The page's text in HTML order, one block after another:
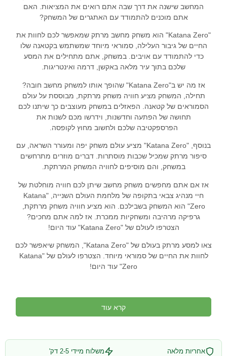
המחשב שישנה את דרך שבה אתם רואים את המציאות. האם
אתם מוכנים להתמודד עם האתגרים של המשחק?
"Katana Zero" הוא משחק מחשב מרתק שמאפשר לכם לחוות את
החיים של גיבור העלילה, סמוראי מיוחד שמשתמש בקטאנה שלו
כדי להתמודד עם אויבים. במשחק, אתם מתחילים את המסע
שלכם בתוך עיר מלאה באקשן, דרמה ואינטריגות.
אז מה יש ב"Katana Zero" שהופך אותו למשחק מחשב חובה?
תחילה, המשחק מציע חוויה משחק מרתקת, מבוססת על עולם
הסמוראים של קטאנה. הפאזלים במשחק מעוצבים כך שיתנו לכם
תחושה של הפתעה וחדשנות, וידרשו מכם לשנות את
הפרספקטיבה שלכם ולחשוב מחוץ לקופסה.
בנוסף, "Katana Zero" מציע עולם משחק יפה ומעורר השראה, עם
סיפור מרתק שמכיל שכבות מוסתרות. דברים מוזרים מתרחשים
במשחק, והם מוסיפים לחוויה המשחק המרתקת.
אז אם אתם מחפשים משחק מחשב שיתן לכם חוויה מוחלטת של
חיי מנהיג צבאי בתקופה של מלחמת העולם השנייה, "Katana
Zero" הוא המשחק בשבילכם. הוא מציע חוויה משחק מרתקת,
גרפיקה מרהיבה ומשחקיות ממכרת. אז למה אתם מחכים?
הצטרפו לעולם של "Katana Zero" עוד היום!
צאו למסע מרתק בעולם של "Katana Zero", המשחק שיאפשר לכם
לחוות את החיים של סמוראי מיוחד. הצטרפו לעולם של "Katana
Zero" עוד היום!
קרא עוד
אחריות מלאה
משלוח מיידי 2-5 דק'